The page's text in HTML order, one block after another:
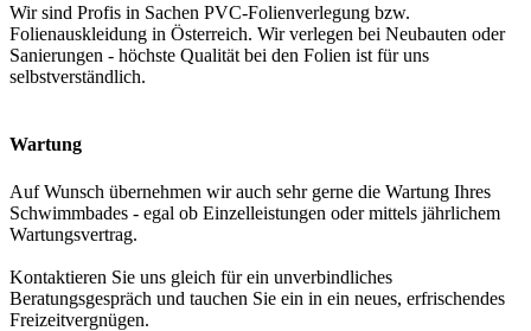
Wir sind Profis in Sachen PVC-Folienverlegung bzw.
Folienauskleidung in Österreich. Wir verlegen bei Neubauten oder
Sanierungen - höchste Qualität bei den Folien ist für uns
selbstverständlich.
Wartung
Auf Wunsch übernehmen wir auch sehr gerne die Wartung Ihres
Schwimmbades - egal ob Einzelleistungen oder mittels jährlichem
Wartungsvertrag.
Kontaktieren Sie uns gleich für ein unverbindliches
Beratungsgespräch und tauchen Sie ein in ein neues, erfrischendes
Freizeitvergnügen.